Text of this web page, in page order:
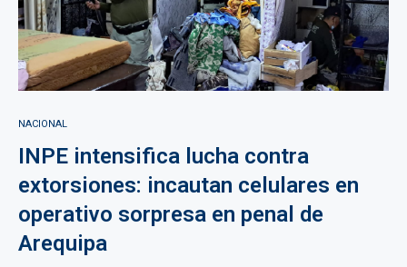
NACIONAL
INPE intensifica lucha contra
extorsiones: incautan celulares en
operativo sorpresa en penal de
Arequipa